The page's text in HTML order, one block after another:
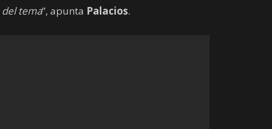
del tema”, apunta Palacios.